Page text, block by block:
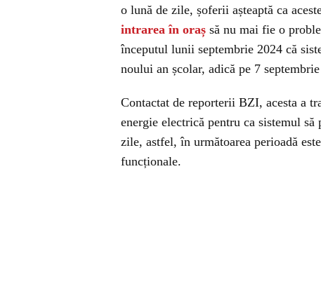
o lună de zile, șoferii așteaptă ca
intrarea în oraș să nu mai fie o
începutul lunii septembrie 2024 că
noului an școlar, adică pe 7
Contactat de reporterii BZI, acesta a
energie electrică pentru ca sistemul
zile, astfel, în următoarea perioadă
funcționale.